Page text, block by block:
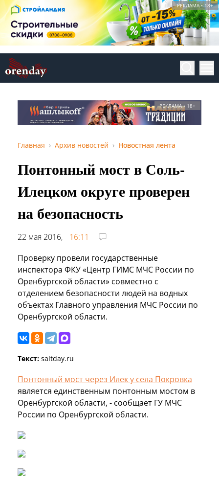
РЕКЛАМА • 18+
РЕКЛАМА • 18+
Главная Архив новостей Новостная лента
Понтонный мост в Соль-
Илецком округе проверен
на безопасность
22 мая 2016,
16:11
Проверку провели государственные
инспектора ФКУ «Центр ГИМС МЧС России по
Оренбургской области» совместно с
отделением безопасности людей на водных
объектах Главного управления МЧС России по
Оренбургской области.
Текст: saltday.ru
Понтонный мост через Илек у села Покровка
является единственным понтонным мостом в
Оренбургской области, - сообщает ГУ МЧС
России по Оренбургской области.